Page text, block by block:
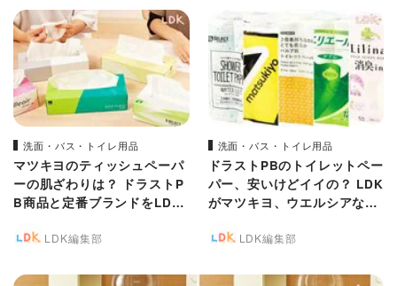
洗面・バス・トイレ用品
マツキヨのティッシュペーパ
ーの肌ざわりは？ ドラストP
B商品と定番ブランドをLDK
LDK編集部
洗面・バス・トイレ用品
ドラストPBのトイレットペー
パー、安いけどイイの？ LDK
がマツキヨ、ウエルシアなど
LDK編集部